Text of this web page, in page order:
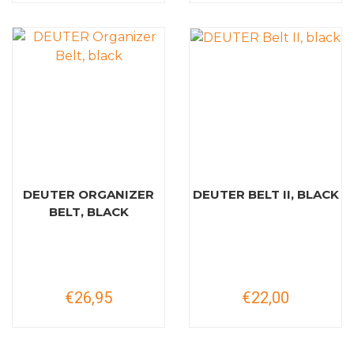
DEUTER ORGANIZER
BELT, BLACK
€26,95
DEUTER BELT II, BLACK
€22,00